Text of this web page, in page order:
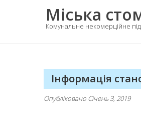
Міська
Комунальне некомерційне
Інформація
Опубліковано Січень 3, 2019